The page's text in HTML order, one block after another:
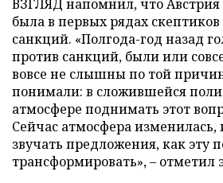
ВЗГЛЯД напомнил, что Австрия
была в первых рядах
санкций. «Полгода-год назад
против санкций, были или
вовсе не слышны по той
понимали: в сложившейся
атмосфере поднимать этот
Сейчас атмосфера изменилась,
звучать предложения, как эту
трансформировать», – отметил